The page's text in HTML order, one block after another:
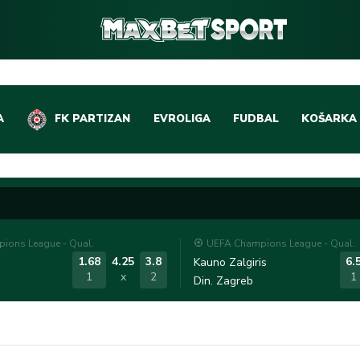
FK PARTIZAN EVROLIGA FUDBAL
DOMAĆI FUDBAL
LIGE PETICE
OSTALE LIGE
KOŠARKA
EVROLIGA
ABA LIGA
League - Qual.
1.68
1
4.25
x
3.8
2
UEFA Champions League - Qual.
Kauno Zalgiris
Din. Zagreb
1